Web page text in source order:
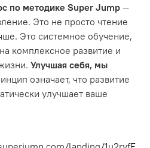
по методике Super Jump—
Это не просто чтение
Это системное обучение,
комплексное развитие и
Улучшая себя, мы
означает, что развитие
улучшает ваше